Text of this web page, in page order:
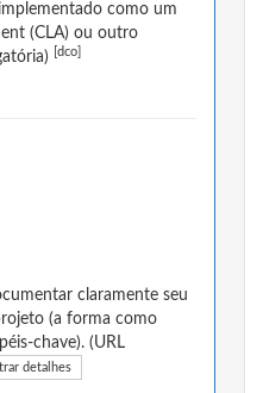
como um
(CLA) ou outro
[dco]
claramente seu
(a forma como
chave). (URL
detalhes